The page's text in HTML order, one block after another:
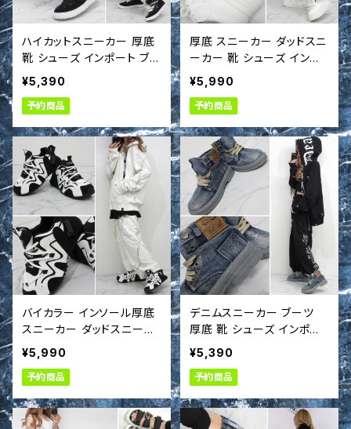
ハイカットスニーカー 厚底
靴 シューズ インポート ブラ
ック
¥5,390
予約商品
厚底 スニーカー ダッドスニ
ーカー 靴 シューズ インポ
ート
¥5,990
予約商品
バイカラー インソール厚底
スニーカー ダッドスニーカ
ー 靴 シューズ インポート
¥5,990
予約商品
デニムスニーカー ブーツ
厚底 靴 シューズ インポー
ト
¥5,390
予約商品